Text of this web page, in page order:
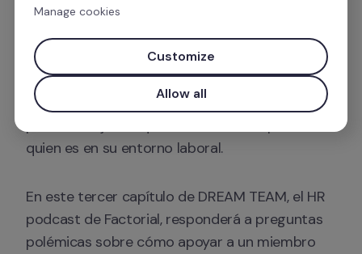
andarse con rodeos: gracias a mostrarse tal y
como es ha conseguido llegar tan lejos. Ríos
conoce a la perfección cómo enfrentar los
nuevos desafíos para crear equipos fuertes y
exitosos aprovechando las fortalezas de cada
quien es en su entorno laboral.
En este tercer capítulo de DREAM TEAM, el HR
podcast de Factorial, responderá a preguntas
polémicas sobre cómo apoyar a un miembro
Manage cookies
Customize
Allow all